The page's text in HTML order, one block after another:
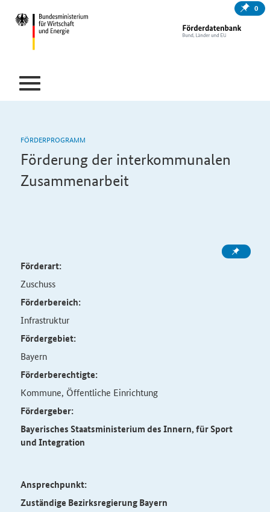
0
FÖRDERPROGRAMM
Förderung der interkommunalen
Zusammenarbeit
Förderart:
Zuschuss
Förderbereich:
Infrastruktur
Fördergebiet:
Bayern
Förderberechtigte:
Kommune, Öffentliche Einrichtung
Fördergeber:
Bayerisches Staatsministerium des Innern, für Sport
und Integration
Ansprechpunkt:
Zuständige Bezirksregierung Bayern